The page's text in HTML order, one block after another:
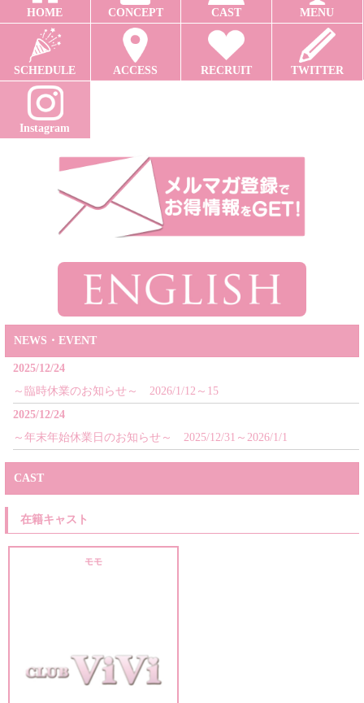
HOME CONCEPT CAST MENU
SCHEDULE ACCESS RECRUIT TWITTER
Instagram
NEWS・EVENT
2025/12/24
～臨時休業のお知らせ～ 2026/1/12～15
2025/12/24
～年末年始休業日のお知らせ～ 2025/12/31～2026/1/1
CAST
在籍キャスト
モモ